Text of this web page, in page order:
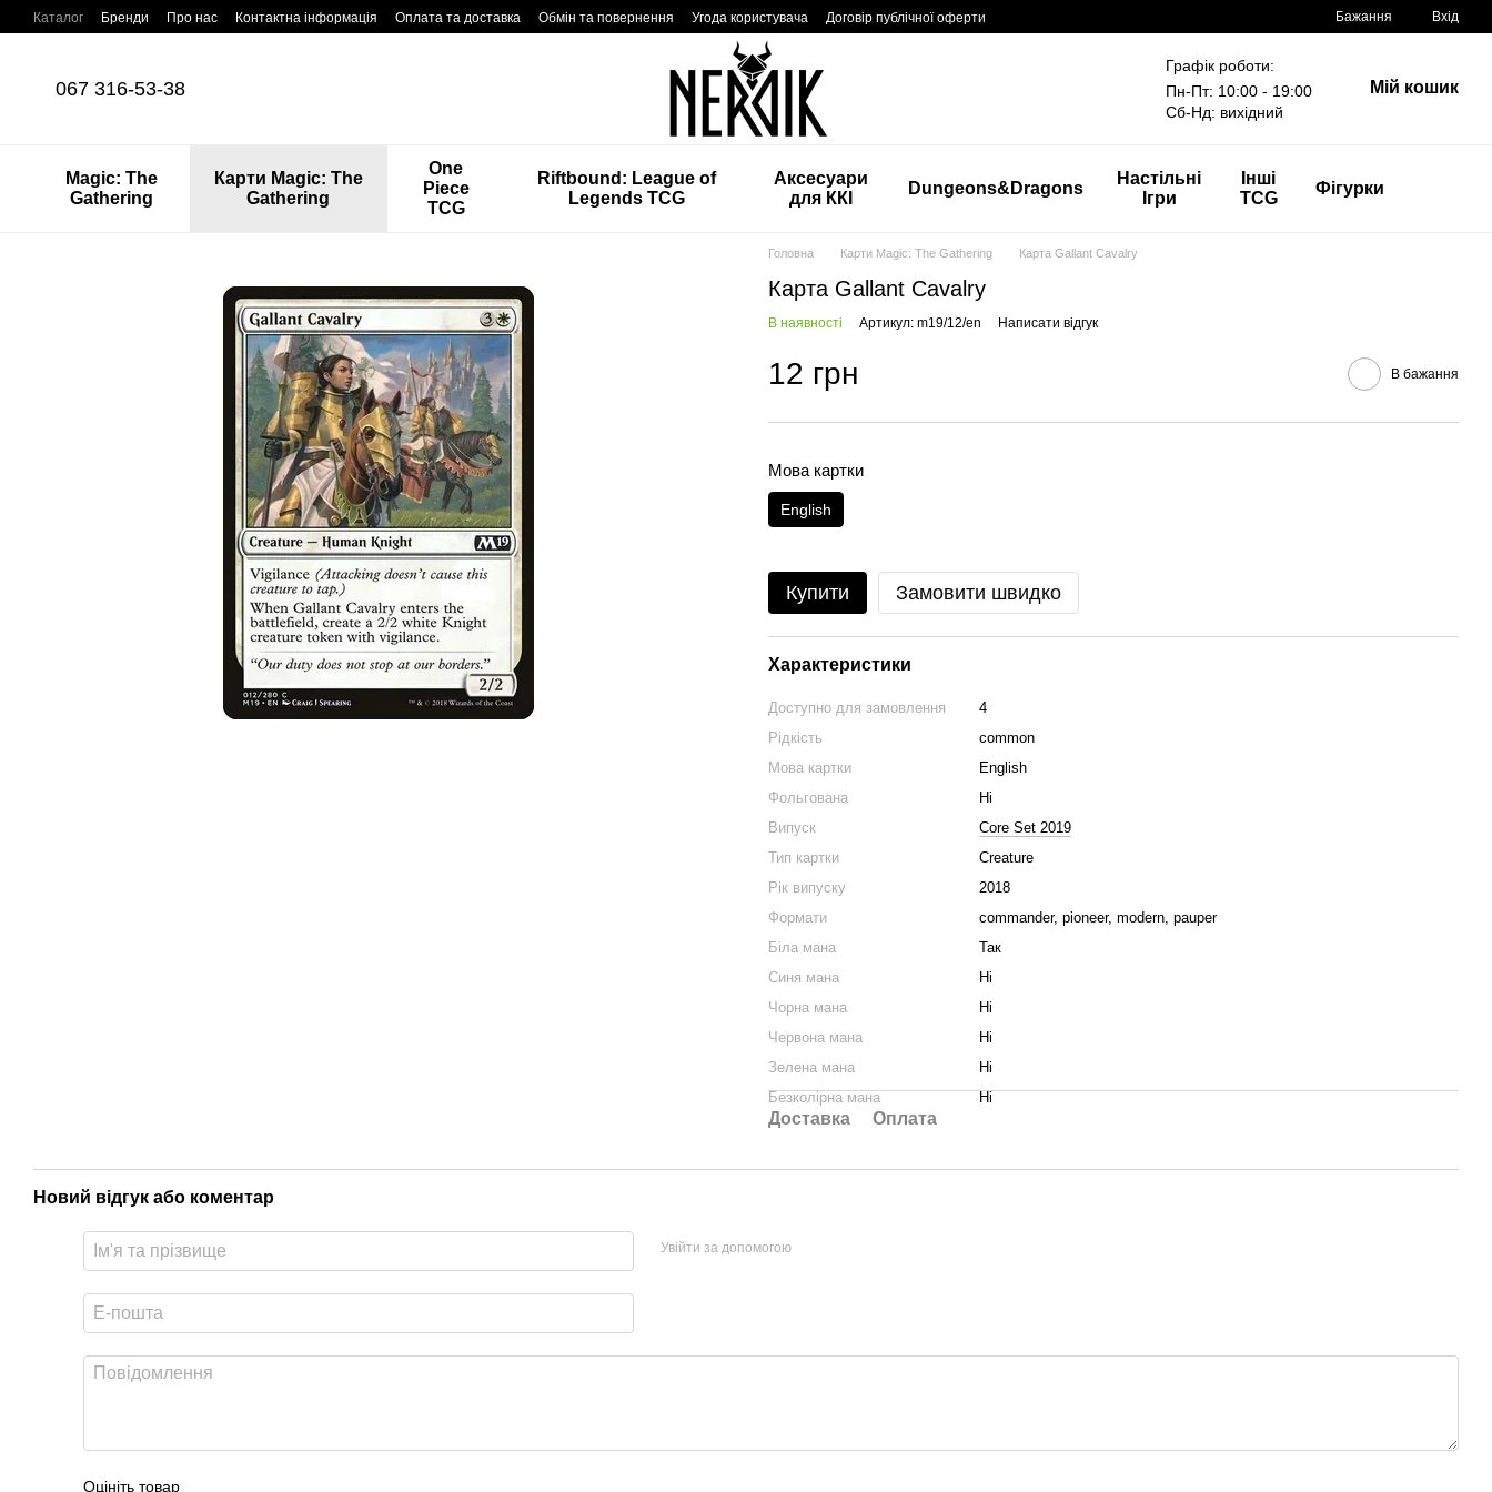
Перейти до основного контенту
Каталог Бренди Про нас Контактна інформація Оплата та доставка Обмін та повернення Угода користувача Договір публічної оферти Бажання Вхід
067 316-53-38
Графік роботи:
Пн-Пт: 10:00 - 19:00
Сб-Нд: вихідний
Мій кошик
Magic: The
Gathering
Карти Magic: The
Gathering
One
Piece
TCG
Riftbound: League of
Legends TCG
Аксесуари
для ККІ
Dungeons&Dragons
Настільні
Ігри
Інші
TCG
Фігурки
Головна Карти Magic: The Gathering Карта Gallant Cavalry
Карта Gallant Cavalry
В наявності Артикул: m19/12/en Написати відгук
12 грн В бажання
Мова картки
English
Купити Замовити швидко
Характеристики
Доступно для замовлення
4
Рідкість
common
Мова картки
English
Фольгована
Ні
Випуск
Core Set 2019
Тип картки
Creature
Рік випуску
2018
Формати
commander, pioneer, modern, pauper
Біла мана
Так
Синя мана
Ні
Чорна мана
Ні
Червона мана
Ні
Зелена мана
Ні
Безколірна мана
Ні
Доставка Оплата
Новий відгук або коментар
Увійти за допомогою
Оцініть товар